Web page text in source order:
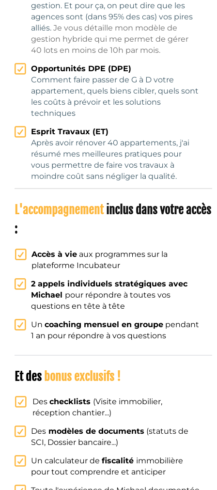
gestion. Et pour ça, on peut dire que les
agences sont (dans 95% des cas) vos pires
alliés. Je vous détaille mon modèle de
gestion hybride qui me permet de gérer
40 lots en moins de 10h par mois.
Opportunités DPE (DPE)
Comment faire passer de G à D votre
appartement, quels biens cibler, quels sont
les coûts à prévoir et les solutions
techniques
Esprit Travaux (ET)
Après avoir rénover 40 appartements, j'ai
résumé mes meilleures pratiques pour
vous permettre de faire vos travaux à
moindre coût sans négliger la qualité.
L'accompagnementinclus dans votre accès
:
Accès à vie aux programmes sur la
plateforme Incubateur
2 appels individuels stratégiques avec
Michael pour répondre à toutes vos
questions en tête à tête
Un coaching mensuel en groupe pendant
1 an pour répondre à vos questions
Et des bonus exclusifs !
Des checklists (Visite immobilier,
réception chantier...)
Des modèles de documents (statuts de
SCI, Dossier bancaire...)
Un calculateur de fiscalité immobilière
pour tout comprendre et anticiper